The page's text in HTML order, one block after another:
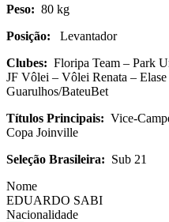
Peso: 80 kg
Posição: Levantador
Clubes: Floripa Team – Park
JF Vôlei – Vôlei Renata –
Guarulhos/BateuBet
Títulos Principais: Vice-
Copa Joinville
Seleção Brasileira: Sub 21
Nome
EDUARDO SABI
Nacionalidade